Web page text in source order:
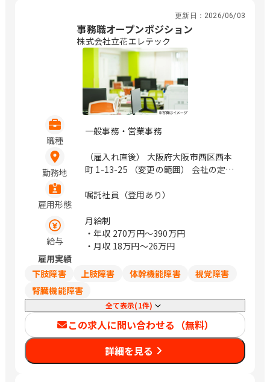
ックみなとみらい 10階 プロジェクト先
（埼玉県） 【福岡市中央区】福岡県福
岡市中央区天神1-9-17 福岡天神フコク
生命ビル15F プロジェクト先（千葉県）
（変更の範囲） 会社の定める範囲
更新日： 2026/06/03
事務職オープンポジション
株式会社立花エレテック
職種
一般事務・営業事務
勤務地
（雇入れ直後） 大阪府大阪市西区西本
町 1-13-25 （変更の範囲） 会社の定め
雇用形態
嘱託社員（登用あり）
給与
月給制
・年収 270万円〜390万円
・月収 18万円〜26万円
雇用実績
下肢障害
上肢障害 体幹機能障害
視覚障害
腎臓機能障害
全て表示(1件)
この求人に問い合わせる（無料）
詳細を見る